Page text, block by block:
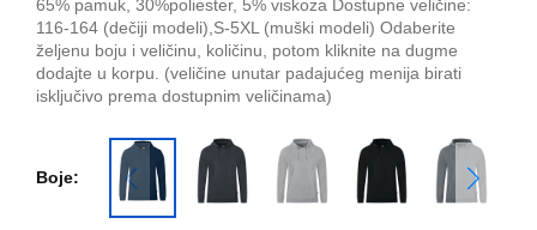
65% pamuk, 30%poliester, 5% viskoza Dostupne veličine:
116-164 (dečiji modeli),S-5XL (muški modeli) Odaberite
željenu boju i veličinu, količinu, potom kliknite na dugme
dodajte u korpu. (veličine unutar padajućeg menija birati
isključivo prema dostupnim veličinama)
Boje: